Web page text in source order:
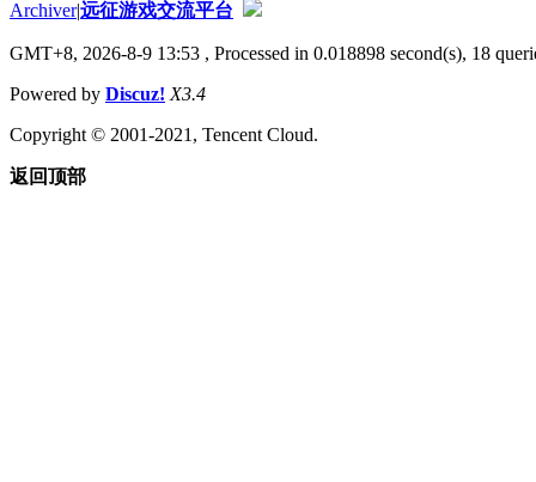
Archiver|远征游戏交流平台
GMT+8, 2026-8-9 13:53 , Processed in 0.018898 second(s), 18
Powered by Discuz! X3.4
Copyright © 2001-2021, Tencent Cloud.
返回顶部